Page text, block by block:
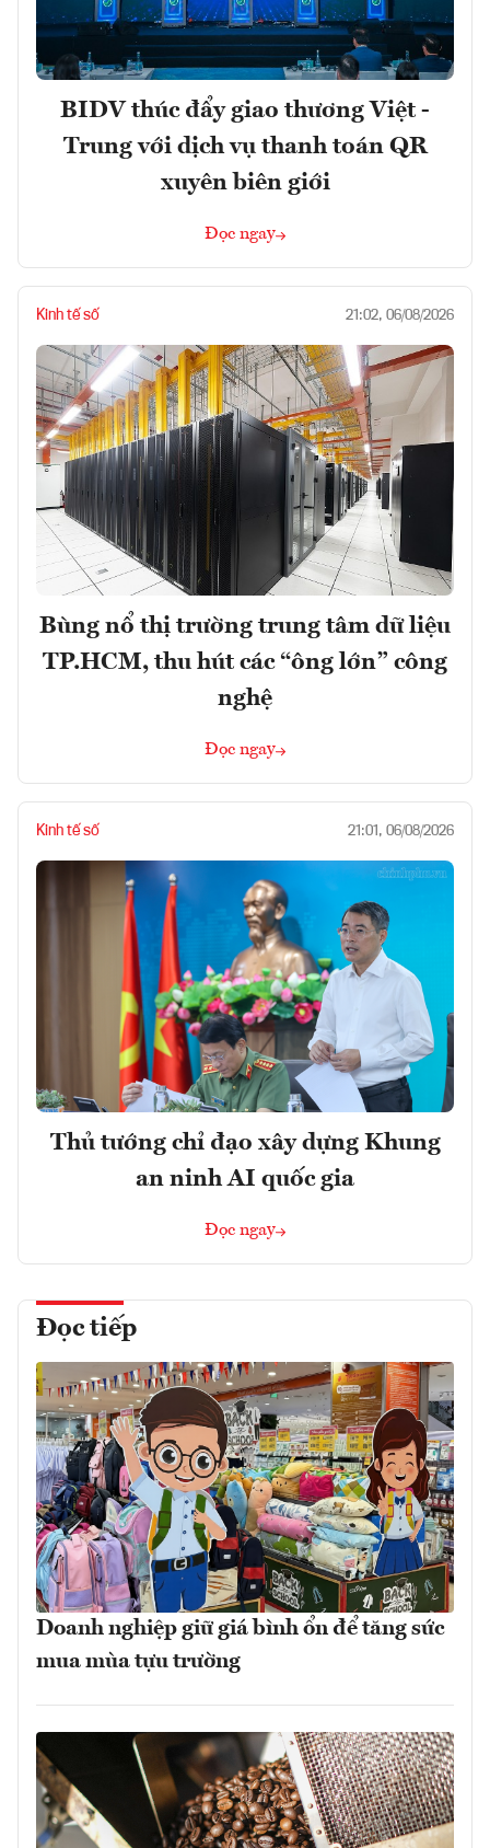
BIDV thúc đẩy giao thương Việt -
Trung với dịch vụ thanh toán QR
xuyên biên giới
Đọc ngay
Kinh tế số 21:02, 06/08/2026
Bùng nổ thị trường trung tâm dữ liệu
TP.HCM, thu hút các “ông lớn” công
nghệ
Đọc ngay
Kinh tế số 21:01, 06/08/2026
Thủ tướng chỉ đạo xây dựng Khung
an ninh AI quốc gia
Đọc ngay
Đọc tiếp
Doanh nghiệp giữ giá bình ổn để tăng sức
mua mùa tựu trường